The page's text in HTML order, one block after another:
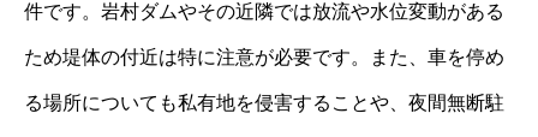
件です。岩村ダムやその近隣では放流や水位変動がある
ため堤体の付近は特に注意が必要です。また、車を停め
る場所についても私有地を侵害することや、夜間無断駐